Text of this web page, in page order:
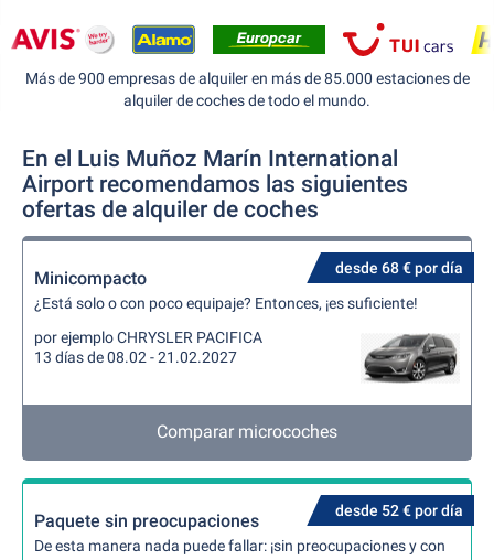
Más de 900 empresas de alquiler en más de 85.000 estaciones de
alquiler de coches de todo el mundo.
En el Luis Muñoz Marín International
Airport recomendamos las siguientes
ofertas de alquiler de coches
desde 68 € por día
Minicompacto
¿Está solo o con poco equipaje? Entonces, ¡es suficiente!
por ejemplo CHRYSLER PACIFICA
13 días de 08.02 - 21.02.2027
Comparar microcoches
desde 52 € por día
Paquete sin preocupaciones
De esta manera nada puede fallar: ¡sin preocupaciones y con